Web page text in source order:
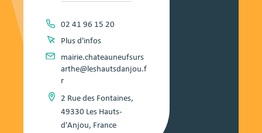
02 41 96 15 20
Plus d'infos
mairie.chateauneufsurs
arthe@leshautsdanjou.f
r
2 Rue des Fontaines,
49330 Les Hauts-
d'Anjou, France